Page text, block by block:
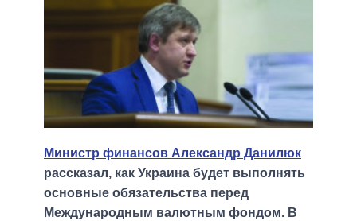
Министр финансов Александр Данилюк
рассказал, как Украина будет выполнять
основные обязательства перед
Международным валютным фондом. В